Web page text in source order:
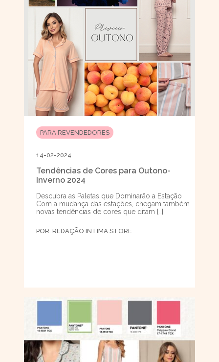
PARA REVENDEDORES
14-02-2024
Tendências de Cores para Outono-
Inverno 2024
Descubra as Paletas que Dominarão a Estação
Com a mudança das estações, chegam também
novas tendências de cores que ditam […]
POR: REDAÇÃO INTIMA STORE